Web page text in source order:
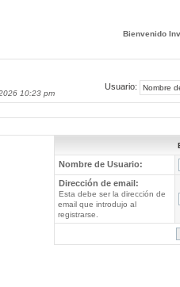
Bienvenido
10:23 pm
Usuario:
Nombre de Usuario:
Dirección de email:
Esta debe ser la dirección de
email que introdujo al
registrarse.